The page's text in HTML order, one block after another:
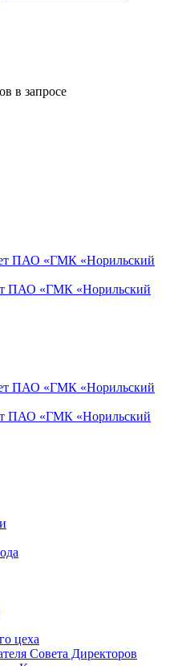
в запросе
ПАО «ГМК «Норильский
ПАО «ГМК «Норильский
ПАО «ГМК «Норильский
ПАО «ГМК «Норильский
цеха
Совета Директоров